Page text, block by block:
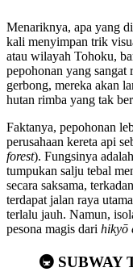
Menariknya, apa yang
kali menyimpan trik
atau wilayah Tohoku,
pepohonan yang sangat
gerbong, mereka akan
hutan rimba yang tak
Faktanya, pepohonan
perusahaan kereta api
forest). Fungsinya
tumpukan salju tebal
secara saksama,
terdapat jalan raya
terlalu jauh. Namun,
pesona magis dari hikyō
🚇 SUBWAY